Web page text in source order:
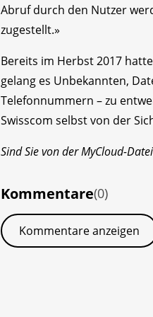
Abruf durch den Nutzer
zugestellt.»
Bereits im Herbst 2017
gelang es Unbekannten,
Telefonnummern – zu
Swisscom selbst von der
Sind Sie von der MyCloud-
Kommentare(0)
Kommentare anzeigen